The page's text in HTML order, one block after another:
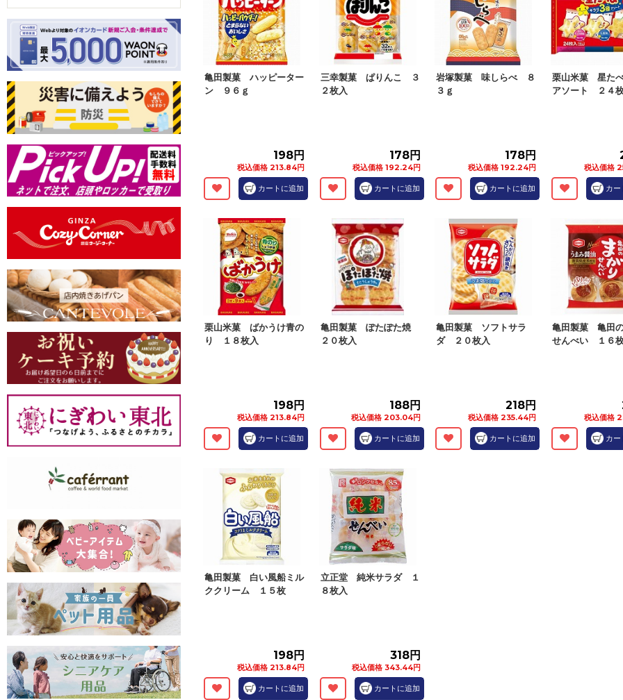
亀田製菓 ハッピーター
ン ９６ｇ
198円
税込価格 213.84円
カートに追加
三幸製菓 ぱりんこ ３
２枚入
178円
税込価格 192.24円
カートに追加
岩塚製菓 味しらべ ８
３ｇ
178円
税込価格 192.24円
カートに追加
栗山米菓 星た
アソート ２４
税込価格
カー
栗山米菓 ばかうけ青の
り １８枚入
198円
税込価格 213.84円
カートに追加
亀田製菓 ぽたぽた焼
２０枚入
188円
税込価格 203.04円
カートに追加
亀田製菓 ソフトサラ
ダ ２０枚入
218円
税込価格 235.44円
カートに追加
亀田製菓 亀田
せんべい １６
税込価格
カー
亀田製菓 白い風船ミル
ククリーム １５枚
198円
税込価格 213.84円
カートに追加
立正堂 純米サラダ １
８枚入
318円
税込価格 343.44円
カートに追加